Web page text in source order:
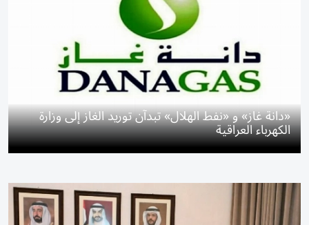
«دانة غاز» و «نفط الهلال» تبدآن توريد الغاز إلى وزارة
الكهرباء العراقية